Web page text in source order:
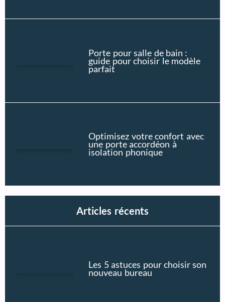
Porte pour salle de bain :
guide pour choisir le modèle
parfait
Optimisez votre confort avec
une porte accordéon à
isolation phonique
Articles récents
Les 5 astuces pour choisir son
nouveau bureau